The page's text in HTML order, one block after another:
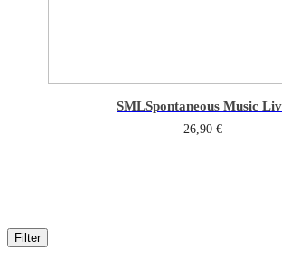
SMLSpontaneous Music
26,90 €
Filter